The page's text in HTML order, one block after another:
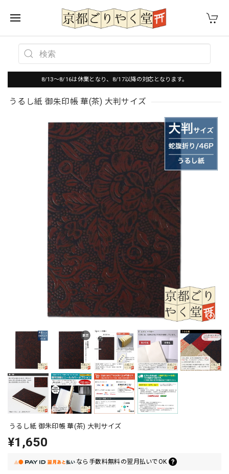
8/13～8/16は休業となり、8/17以降の対応となります。
うるし紙 御朱印帳 華(茶) 大判サイズ
うるし紙 御朱印帳 華(茶) 大判サイズ
¥1,650
なら 手数料無料の翌月払いでOK